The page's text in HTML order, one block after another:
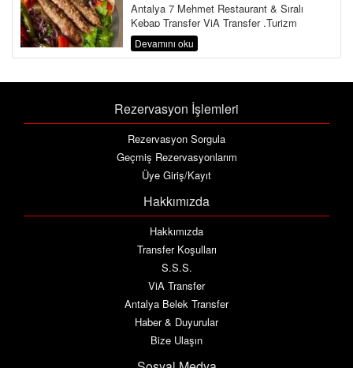
Antalya 7 Mehmet Restaurant & Sıralı
Kebap Transfer ViA Transfer ,Turizm
Bakanlığı ve Ulaştırma Bakanlığına Bağlı ...
Devamını oku
Rezervasyon İşlemleri
Rezervasyon Sorgula
Geçmiş Rezervasyonlarım
Üye Giriş/Kayıt
Hakkımızda
Hakkımızda
Transfer Koşulları
S.S.S.
ViA Transfer
Antalya Belek Transfer
Haber & Duyurular
Bize Ulaşın